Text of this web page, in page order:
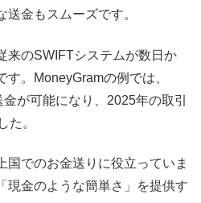
送金もスムーズです。
来のSWIFTシステムが数日か
。MoneyGramの例では、
が可能になり、2025年の取引
た。
国でのお金送りに役立っていま
現金のような簡単さ」を提供す